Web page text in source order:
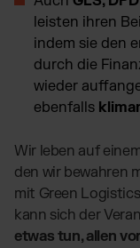
leisten ihren
indem sie den
durch die
wieder
ebenfalls
Wir leben auf
den wir bewahren
mit Green
kann sich der
etwas tun, allen